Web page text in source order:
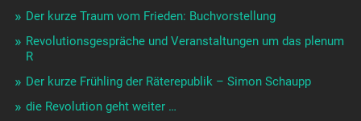
Der kurze Traum vom Frieden: Buchvorstellung
Revolutionsgespräche und Veranstaltungen um das plenum
R
Der kurze Frühling der Räterepublik – Simon Schaupp
die Revolution geht weiter …